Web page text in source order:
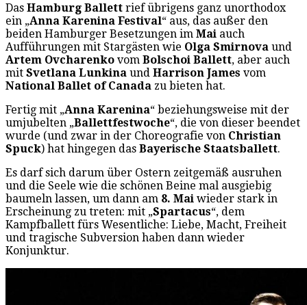
Das Hamburg Ballett rief übrigens ganz unorthodox
ein „Anna Karenina Festival“ aus, das außer den
beiden Hamburger Besetzungen im Mai auch
Aufführungen mit Stargästen wie Olga Smirnova und
Artem Ovcharenko vom Bolschoi Ballett, aber auch
mit Svetlana Lunkina und Harrison James vom
National Ballet of Canada zu bieten hat.
Fertig mit „Anna Karenina“ beziehungsweise mit der
umjubelten „Ballettfestwoche“, die von dieser beendet
wurde (und zwar in der Choreografie von Christian
Spuck) hat hingegen das Bayerische Staatsballett.
Es darf sich darum über Ostern zeitgemäß ausruhen
und die Seele wie die schönen Beine mal ausgiebig
baumeln lassen, um dann am 8. Mai wieder stark in
Erscheinung zu treten: mit „Spartacus“, dem
Kampfballett fürs Wesentliche: Liebe, Macht, Freiheit
und tragische Subversion haben dann wieder
Konjunktur.